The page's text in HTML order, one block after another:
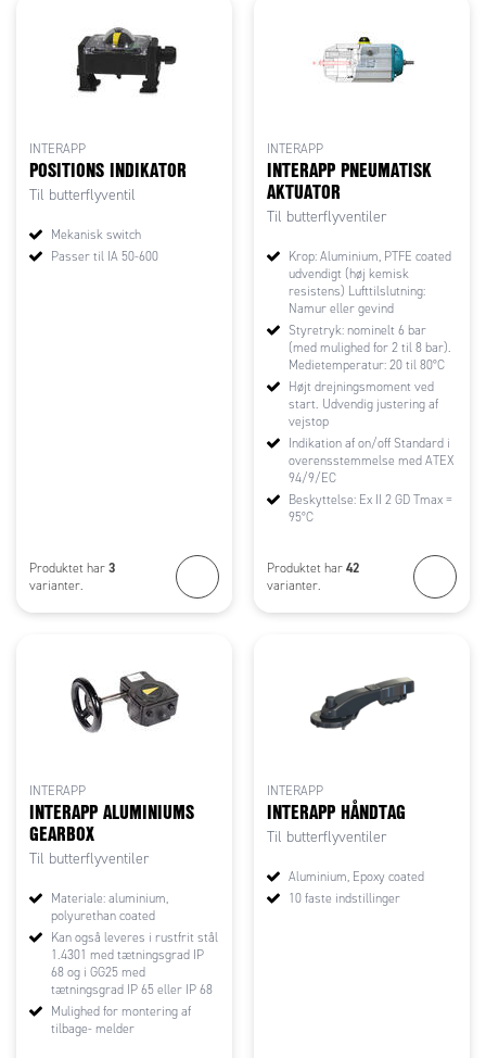
INTERAPP
POSITIONS INDIKATOR
Til butterflyventil
Mekanisk switch
Passer til IA 50-600
Produktet har 3
varianter.
INTERAPP
INTERAPP PNEUMATISK
AKTUATOR
Til butterflyventiler
Krop: Aluminium, PTFE coated
udvendigt (høj kemisk
resistens) Lufttilslutning:
Namur eller gevind
Styretryk: nominelt 6 bar
(med mulighed for 2 til 8 bar).
Medietemperatur: 20 til 80°C
Højt drejningsmoment ved
start. Udvendig justering af
vejstop
Indikation af on/off Standard i
overensstemmelse med ATEX
94/9/EC
Beskyttelse: Ex II 2 GD Tmax =
95°C
Produktet har 42
varianter.
INTERAPP
INTERAPP ALUMINIUMS
GEARBOX
Til butterflyventiler
Materiale: aluminium,
polyurethan coated
Kan også leveres i rustfrit stål
1.4301 med tætningsgrad IP
68 og i GG25 med
tætningsgrad IP 65 eller IP 68
Mulighed for montering af
tilbage- melder
INTERAPP
INTERAPP HÅNDTAG
Til butterflyventiler
Aluminium, Epoxy coated
10 faste indstillinger